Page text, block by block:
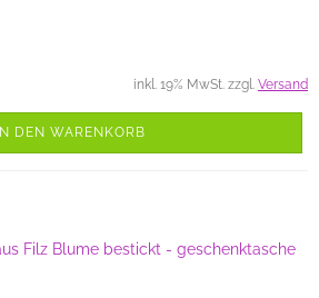
inkl. 19% MwSt. zzgl. Versand
IN DEN WARENKORB